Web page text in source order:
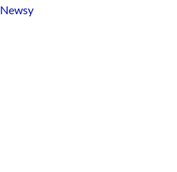
Newsy